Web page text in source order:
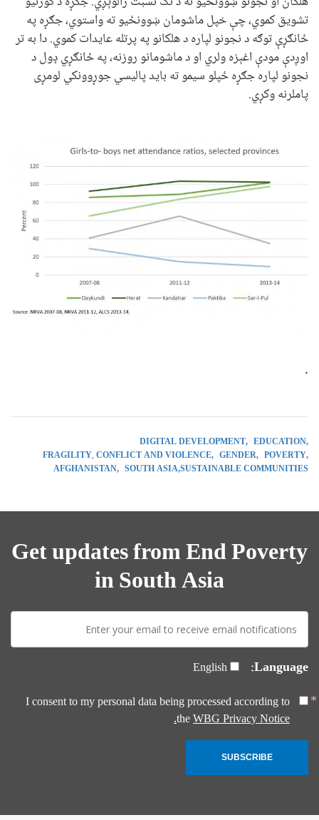
تشویق کموي، چې خپل ماشومان ښوونځيو ته واستوي، جګړه په
ځانګړې توګه د نجونو لپاره د هلکانو په پرتله عایدات کموي. دا به تر
اوږدې مودې اغېزه ولري او د ماشومانو روزنه، په ځانګړي ډول د
نجونو لپاره جګړه ځپلو سیمو ته باید پالیسي جوړوونکي لومړی
پاملرنه وکړي.
.
DIGITAL DEVELOPMENT EDUCATION
FRAGILITY, CONFLICT AND VIOLENCE GENDER POVERTY
AFGHANISTAN SOUTH ASIASUSTAINABLE COMMUNITIES
Get updates from End Poverty
in South Asia
E-
mail:
Language:
English
I consent to my personal data being processed according to
theWBG Privacy Notice.
SUBSCRIBE